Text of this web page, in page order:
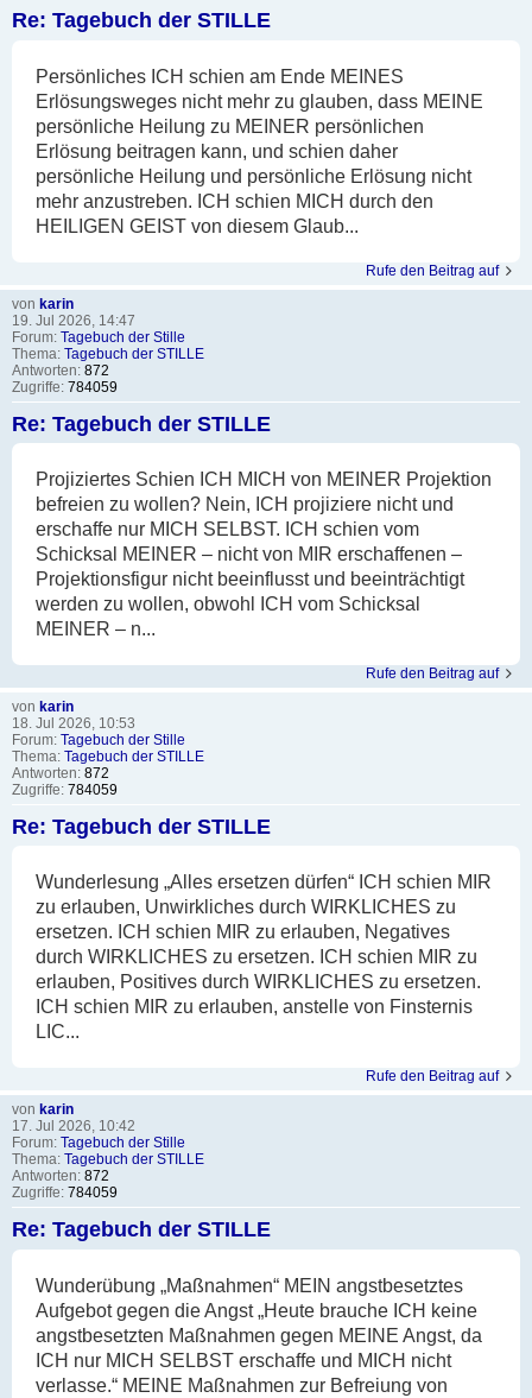
Re: Tagebuch der STILLE
Persönliches ICH schien am Ende MEINES
Erlösungsweges nicht mehr zu glauben, dass MEINE
persönliche Heilung zu MEINER persönlichen
Erlösung beitragen kann, und schien daher
persönliche Heilung und persönliche Erlösung nicht
mehr anzustreben. ICH schien MICH durch den
HEILIGEN GEIST von diesem Glaub...
Rufe den Beitrag auf
von karin
19. Jul 2026, 14:47
Forum: Tagebuch der Stille
Thema: Tagebuch der STILLE
Antworten: 872
Zugriffe: 784059
Re: Tagebuch der STILLE
Projiziertes Schien ICH MICH von MEINER Projektion
befreien zu wollen? Nein, ICH projiziere nicht und
erschaffe nur MICH SELBST. ICH schien vom
Schicksal MEINER – nicht von MIR erschaffenen –
Projektionsfigur nicht beeinflusst und beeinträchtigt
werden zu wollen, obwohl ICH vom Schicksal
MEINER – n...
Rufe den Beitrag auf
von karin
18. Jul 2026, 10:53
Forum: Tagebuch der Stille
Thema: Tagebuch der STILLE
Antworten: 872
Zugriffe: 784059
Re: Tagebuch der STILLE
Wunderlesung „Alles ersetzen dürfen“ ICH schien MIR
zu erlauben, Unwirkliches durch WIRKLICHES zu
ersetzen. ICH schien MIR zu erlauben, Negatives
durch WIRKLICHES zu ersetzen. ICH schien MIR zu
erlauben, Positives durch WIRKLICHES zu ersetzen.
ICH schien MIR zu erlauben, anstelle von Finsternis
LIC...
Rufe den Beitrag auf
von karin
17. Jul 2026, 10:42
Forum: Tagebuch der Stille
Thema: Tagebuch der STILLE
Antworten: 872
Zugriffe: 784059
Re: Tagebuch der STILLE
Wunderübung „Maßnahmen“ MEIN angstbesetztes
Aufgebot gegen die Angst „Heute brauche ICH keine
angstbesetzten Maßnahmen gegen MEINE Angst, da
ICH nur MICH SELBST erschaffe und MICH nicht
verlasse.“ MEINE Maßnahmen zur Befreiung von